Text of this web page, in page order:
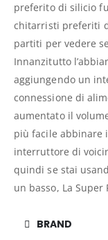
preferito di silicio
chitarristi preferiti
partiti per vedere
Innanzitutto
aggiungendo un
connessione di
aumentato il
più facile abbinare
interruttore di
quindi se stai
un basso, La
BRAND